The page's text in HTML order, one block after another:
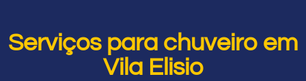
Serviços para chuveiro em
Vila Elisio